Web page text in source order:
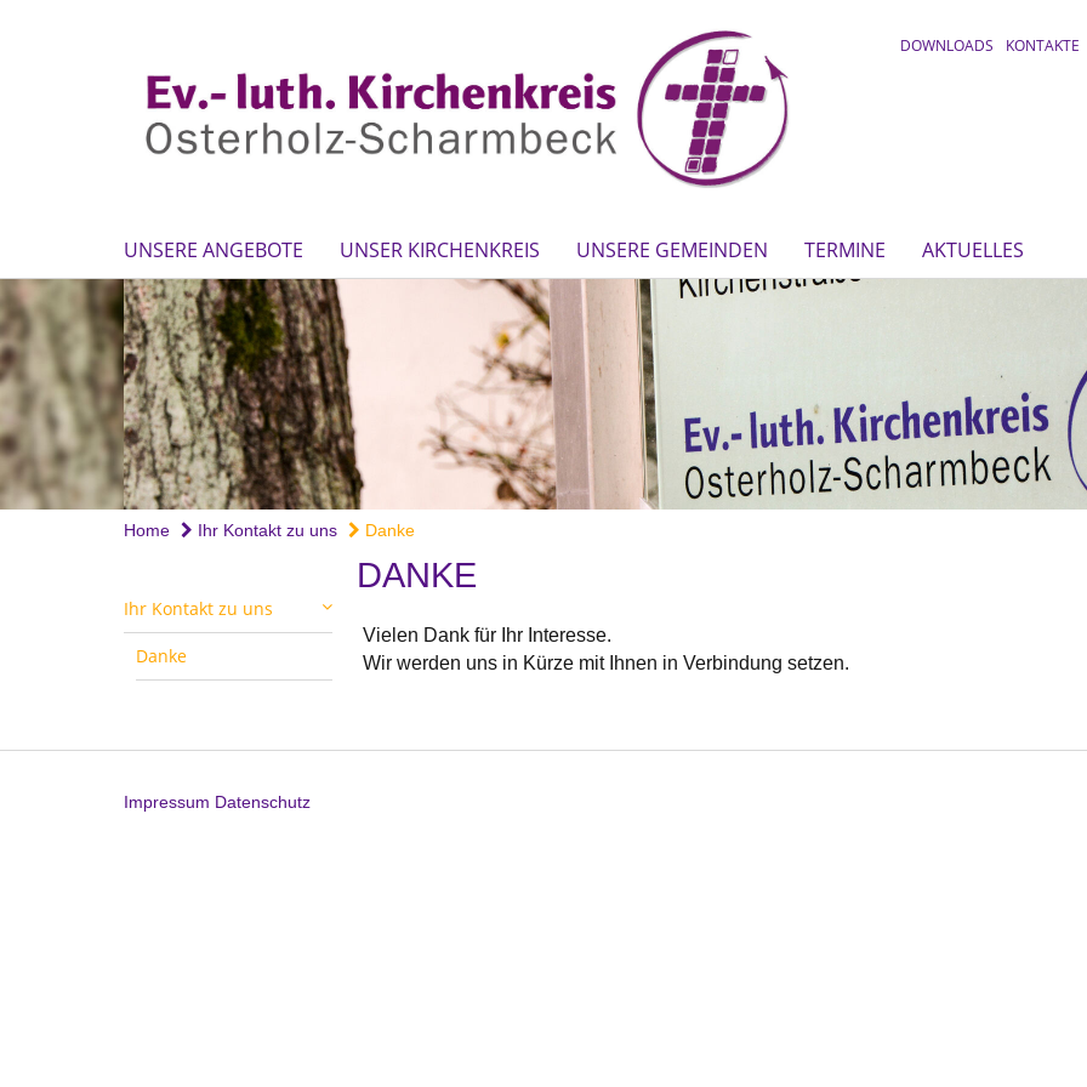
DOWNLOADS KONTAKTE
UNSERE ANGEBOTE UNSER KIRCHENKREIS UNSERE GEMEINDEN TERMINE AKTUELLES
Home Ihr Kontakt zu uns Danke
Ihr Kontakt zu uns
Danke
DANKE
Vielen Dank für Ihr Interesse.
Wir werden uns in Kürze mit Ihnen in Verbindung setzen.
Impressum Datenschutz